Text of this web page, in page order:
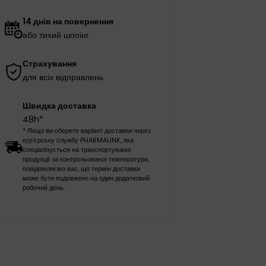
14 днів на повернення
або тихий шопінг
Страхування
для всіх відправлень
Швидка доставка
48h*
* Якщо ви оберете варіант доставки через
кур'єрську службу PHARMALINK, яка
спеціалізується на транспортуванні
продукції за контрольованої температури,
повідомляємо вас, що термін доставки
може бути подовжено на один додатковий
робочий день.